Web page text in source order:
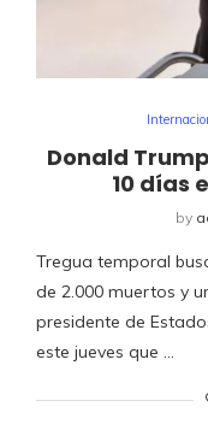
Donald
10 días
by
Tregua temporal
de 2.000 muertos y
presidente de
este jueves que …